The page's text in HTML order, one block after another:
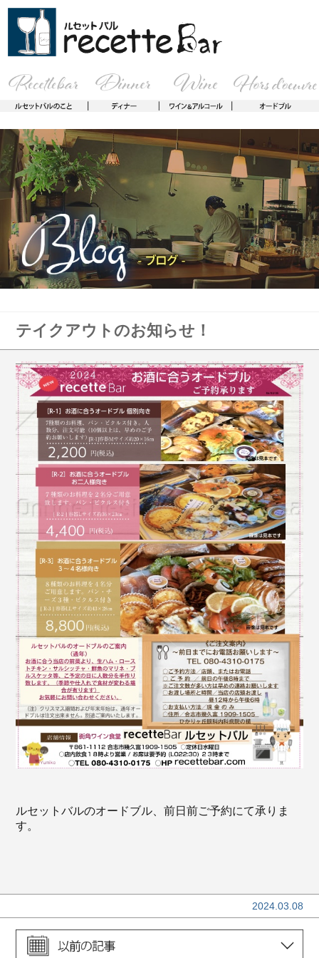
テイクアウトのお知らせ！
ルセットバルのオードブル、前日前ご予約にて承りま
す。
2024.03.08